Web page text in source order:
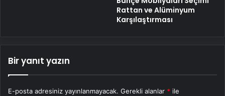
Rattan ve Alüminyum
Karşılaştırması
Bir yanıt yazın
E-posta adresiniz yayınlanmayacak. Gerekli alanlar * ile